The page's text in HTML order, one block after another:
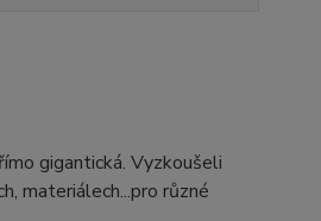
gigantická. Vyzkoušeli
materiálech...pro různé